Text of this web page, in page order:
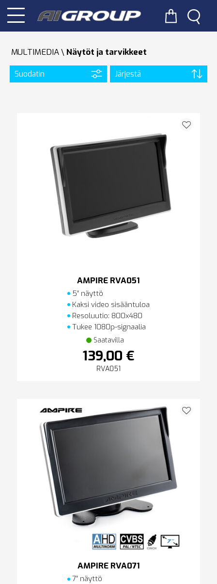
MULTIMEDIA Näytöt ja tarvikkeet
Suodatin Järjestä
AMPIRE RVA051
5″ näyttö
Kaksi video sisääntuloa
Resoluutio: 800x480
Tukee 1080p-signaalia
Saatavilla
139,00 €
RVA051
AMPIRE RVA071
7″ näyttö